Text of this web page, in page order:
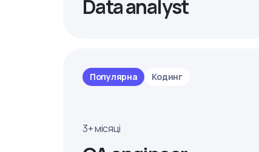
Data analyst
Популярна Кодинг
3+ місяці